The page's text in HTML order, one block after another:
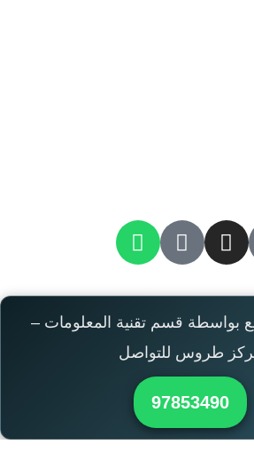
بواسطة قسم تقنية المعلومات –
طروس للتواصل
97853490